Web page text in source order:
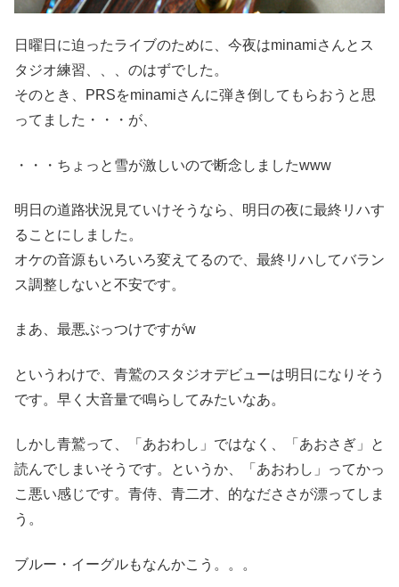
日曜日に迫ったライブのために、今夜はminamiさんとス
タジオ練習、、、のはずでした。
そのとき、PRSをminamiさんに弾き倒してもらおうと思
ってました・・・が、
・・・ちょっと雪が激しいので断念しましたwww
明日の道路状況見ていけそうなら、明日の夜に最終リハす
ることにしました。
オケの音源もいろいろ変えてるので、最終リハしてバラン
ス調整しないと不安です。
まあ、最悪ぶっつけですがw
というわけで、青鷲のスタジオデビューは明日になりそう
です。早く大音量で鳴らしてみたいなあ。
しかし青鷲って、「あおわし」ではなく、「あおさぎ」と
読んでしまいそうです。というか、「あおわし」ってかっ
こ悪い感じです。青侍、青二才、的なだささが漂ってしま
う。
ブルー・イーグルもなんかこう。。。